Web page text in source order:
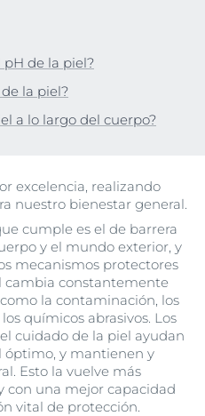
de la piel?
la piel?
a lo largo del cuerpo?
excelencia, realizando
nuestro bienestar general.
cumple es el de barrera
y el mundo exterior, y
mecanismos protectores
cambia constantemente
la contaminación, los
químicos abrasivos. Los
cuidado de la piel ayudan
óptimo, y mantienen y
Esto la vuelve más
con una mejor capacidad
vital de protección.